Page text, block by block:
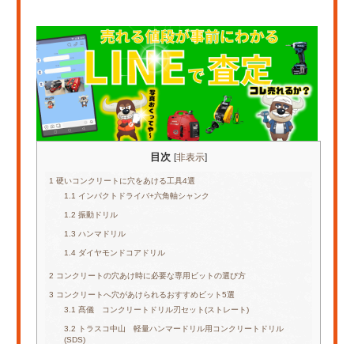
目次 [非表示]
1 硬いコンクリートに穴をあける工具4選
1.1 インパクトドライバ+六角軸シャンク
1.2 振動ドリル
1.3 ハンマドリル
1.4 ダイヤモンドコアドリル
2 コンクリートの穴あけ時に必要な専用ビットの選び方
3 コンクリートへ穴があけられるおすすめビット5選
3.1 髙儀 コンクリートドリル刃セット(ストレート)
3.2
トラスコ中山 軽量ハンマードリル用コンクリートドリル
(SDS)